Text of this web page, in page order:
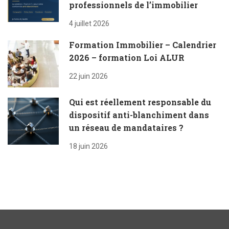
professionnels de l’immobilier
4 juillet 2026
Formation Immobilier – Calendrier
2026 – formation Loi ALUR
22 juin 2026
Qui est réellement responsable du
dispositif anti-blanchiment dans
un réseau de mandataires ?
18 juin 2026